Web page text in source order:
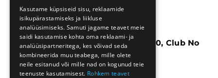
Welcome to RC Põlva homepage!
Põlva Rotary Club. District No 1420, Club No
30354
Founded:August 16, 1994
Kasutame küpsiseid sisu, reklaamide
isikupärastamiseks ja liikluse
analüüsimiseks. Samuti jagame teavet meie
saidi kasutamise kohta oma reklaami- ja
analüüsipartneritega, kes võivad seda
kombineerida muu teabega, mille olete
neile esitanud või mille nad on kogunud teie
teenuste kasutamisest. Rohkem teavet